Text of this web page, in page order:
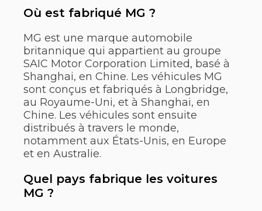
Où est fabriqué MG ?
MG est une marque automobile
britannique qui appartient au groupe
SAIC Motor Corporation Limited, basé à
Shanghai, en Chine. Les véhicules MG
sont conçus et fabriqués à Longbridge,
au Royaume-Uni, et à Shanghai, en
Chine. Les véhicules sont ensuite
distribués à travers le monde,
notamment aux États-Unis, en Europe
et en Australie.
Quel pays fabrique les voitures
MG ?